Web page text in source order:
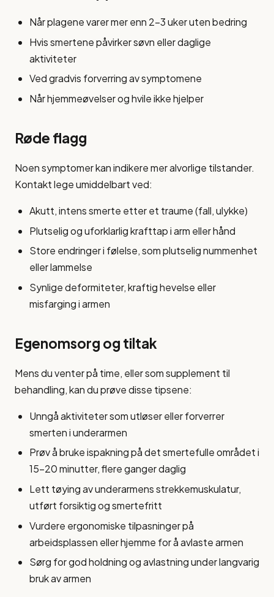
Når plagene varer mer enn 2-3 uker uten bedring
Hvis smertene påvirker søvn eller daglige
aktiviteter
Ved gradvis forverring av symptomene
Når hjemmeøvelser og hvile ikke hjelper
Røde flagg
Noen symptomer kan indikere mer alvorlige tilstander.
Kontakt lege umiddelbart ved:
Akutt, intens smerte etter et traume (fall, ulykke)
Plutselig og uforklarlig krafttap i arm eller hånd
Store endringer i følelse, som plutselig nummenhet
eller lammelse
Synlige deformiteter, kraftig hevelse eller
misfarging i armen
Egenomsorg og tiltak
Mens du venter på time, eller som supplement til
behandling, kan du prøve disse tipsene:
Unngå aktiviteter som utløser eller forverrer
smerten i underarmen
Prøv å bruke ispakning på det smertefulle området i
15-20 minutter, flere ganger daglig
Lett tøying av underarmens strekkemuskulatur,
utført forsiktig og smertefritt
Vurdere ergonomiske tilpasninger på
arbeidsplassen eller hjemme for å avlaste armen
Sørg for god holdning og avlastning under langvarig
bruk av armen